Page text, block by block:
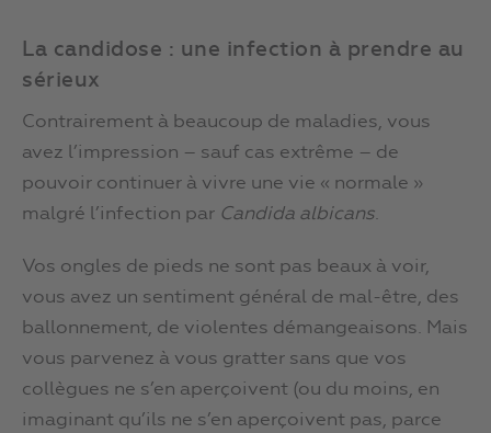
La candidose : une infection à prendre au
sérieux
Contrairement à beaucoup de maladies, vous
avez l’impression – sauf cas extrême – de
pouvoir continuer à vivre une vie « normale »
malgré l’infection par Candida albicans.
Vos ongles de pieds ne sont pas beaux à voir,
vous avez un sentiment général de mal-être, des
ballonnement, de violentes démangeaisons. Mais
vous parvenez à vous gratter sans que vos
collègues ne s’en aperçoivent (ou du moins, en
imaginant qu’ils ne s’en aperçoivent pas, parce